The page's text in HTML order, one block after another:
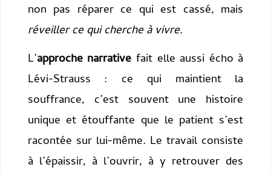
non pas réparer ce qui est cassé, mais
réveiller ce qui cherche à vivre.
L’approche narrative fait elle aussi écho à
Lévi-Strauss : ce qui maintient la
souffrance, c’est souvent une histoire
unique et étouffante que le patient s’est
racontée sur lui-même. Le travail consiste
à l’épaissir, à l’ouvrir, à y retrouver des